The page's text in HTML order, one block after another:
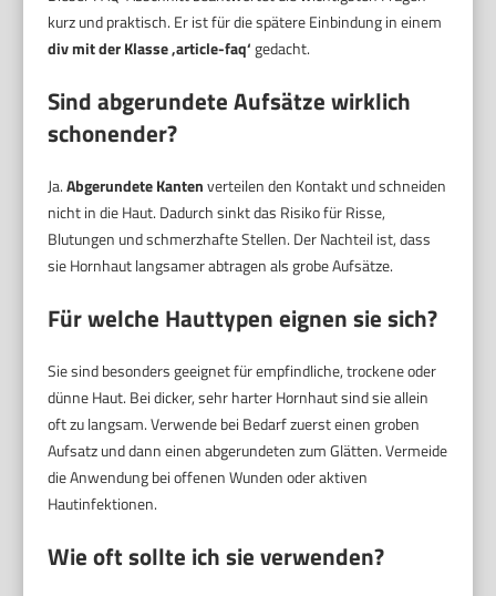
kurz und praktisch. Er ist für die spätere Einbindung in einem
div mit der Klasse ‚article-faq‘gedacht.
Sind abgerundete Aufsätze wirklich
schonender?
Ja.Abgerundete Kantenverteilen den Kontakt und schneiden
nicht in die Haut. Dadurch sinkt das Risiko für Risse,
Blutungen und schmerzhafte Stellen. Der Nachteil ist, dass
sie Hornhaut langsamer abtragen als grobe Aufsätze.
Für welche Hauttypen eignen sie sich?
Sie sind besonders geeignet für empfindliche, trockene oder
dünne Haut. Bei dicker, sehr harter Hornhaut sind sie allein
oft zu langsam. Verwende bei Bedarf zuerst einen groben
Aufsatz und dann einen abgerundeten zum Glätten. Vermeide
die Anwendung bei offenen Wunden oder aktiven
Hautinfektionen.
Wie oft sollte ich sie verwenden?